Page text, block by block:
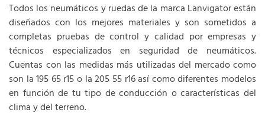
Todos los neumáticos y ruedas de la marca Lanvigator están
diseñados con los mejores materiales y son sometidos a
completas pruebas de control y calidad por empresas y
técnicos especializados en seguridad de neumáticos.
Cuentas con las medidas más utilizadas del mercado como
son la 195 65 r15 o la 205 55 r16 así como diferentes modelos
en función de tu tipo de conducción o características del
clima y del terreno.